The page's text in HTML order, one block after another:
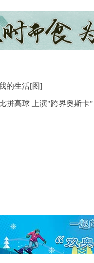
的生活[图]
拼高球 上演"跨界奥斯卡"